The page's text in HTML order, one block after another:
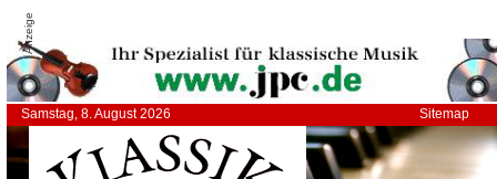
Anzeige
Samstag, 8. August 2026 Sitemap